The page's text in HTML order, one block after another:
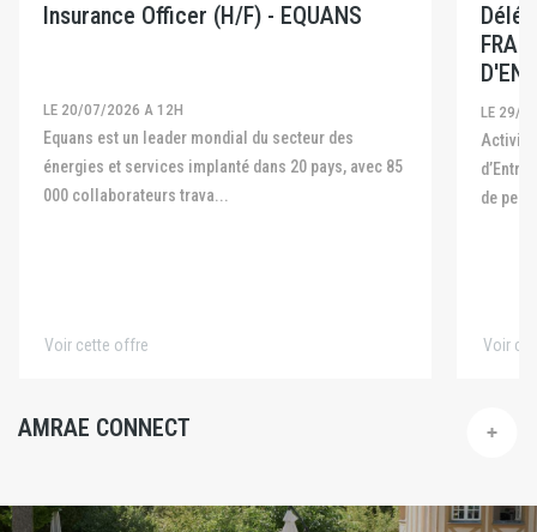
Insurance Officer (H/F) - EQUANS
LE 20/07/2026 A 12H
Equans est un leader mondial du secteur des
énergies et services implanté dans 20 pays, avec 85
000 collaborateurs trava...
Voir cette offre
LE 29/
Activité La Fédération Française des Captives
de
Voir
AMRAE CONNECT